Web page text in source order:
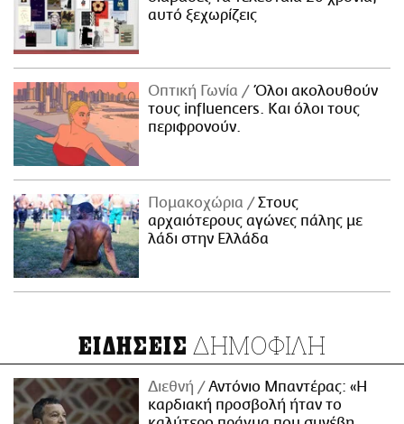
αυτό ξεχωρίζεις
Οπτική Γωνία
Όλοι ακολουθούν
τους influencers. Και όλοι τους
περιφρονούν.
Πομακοχώρια
Στους
αρχαιότερους αγώνες πάλης με
λάδι στην Ελλάδα
ΕΙΔΗΣΕΙΣ ΔΗΜΟΦΙΛΗ
Διεθνή
Αντόνιο Μπαντέρας: «Η
καρδιακή προσβολή ήταν το